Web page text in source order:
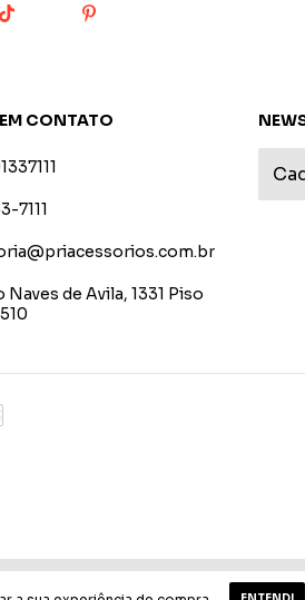
CONTATO
7111
Naves de Avila, 1331 Piso
desenvolvido por